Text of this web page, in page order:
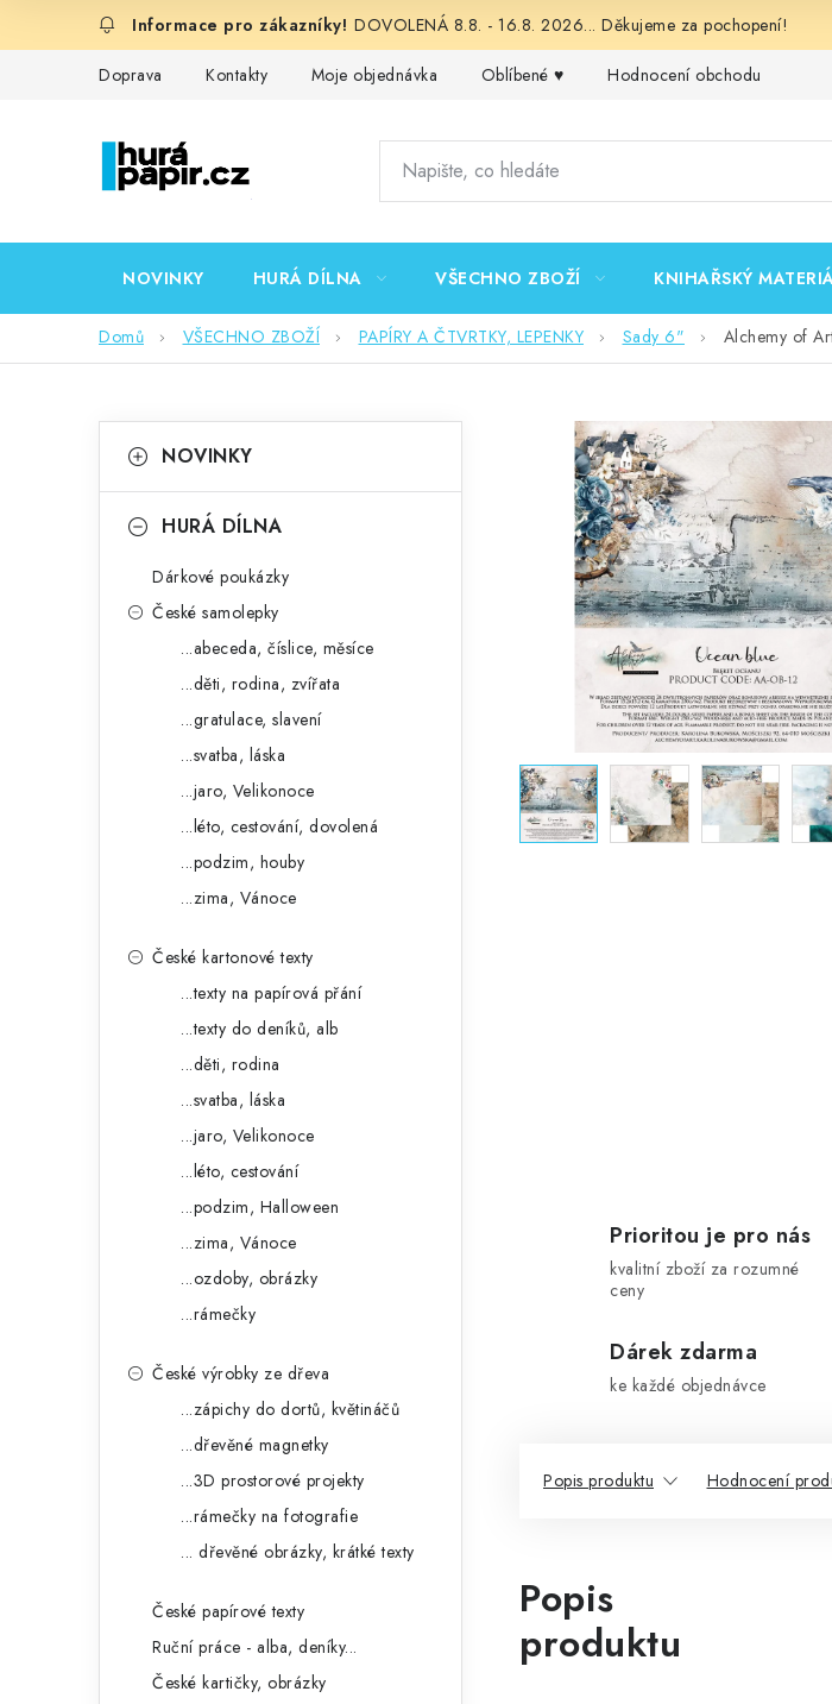
DOVOLENÁ 8.8. - 16.8. 2026... Děkujeme za pochopení!
Doprava Kontakty Moje objednávka Oblíbené ♥️ Hodnocení obchodu
NOVINKY HURÁ DÍLNA VŠECHNO ZBOŽÍ KNIHAŘSKÝ
Domů VŠECHNO ZBOŽÍ PAPÍRY A ČTVRTKY, LEPENKY Sady 6" Alchemy of
okategorie
a
NOVINKY
HURÁ DÍLNA
Dárkové poukázky
České samolepky
...abeceda, číslice, měsíce
...děti, rodina, zvířata
...gratulace, slavení
...svatba, láska
...jaro, Velikonoce
...léto, cestování, dovolená
...podzim, houby
...zima, Vánoce
České kartonové texty
...texty na papírová přání
...texty do deníků, alb
...děti, rodina
...svatba, láska
...jaro, Velikonoce
...léto, cestování
...podzim, Halloween
...zima, Vánoce
...ozdoby, obrázky
...rámečky
České výrobky ze dřeva
...zápichy do dortů, květináčů
...dřevěné magnetky
...3D prostorové projekty
...rámečky na fotografie
... dřevěné obrázky, krátké texty
České papírové texty
Ruční práce - alba, deníky...
České kartičky, obrázky
Prioritou je pro nás
kvalitní zboží za rozumné
ceny
Dárek zdarma
ke každé objednávce
Popis produktu Hodnocení
Popis
produktu